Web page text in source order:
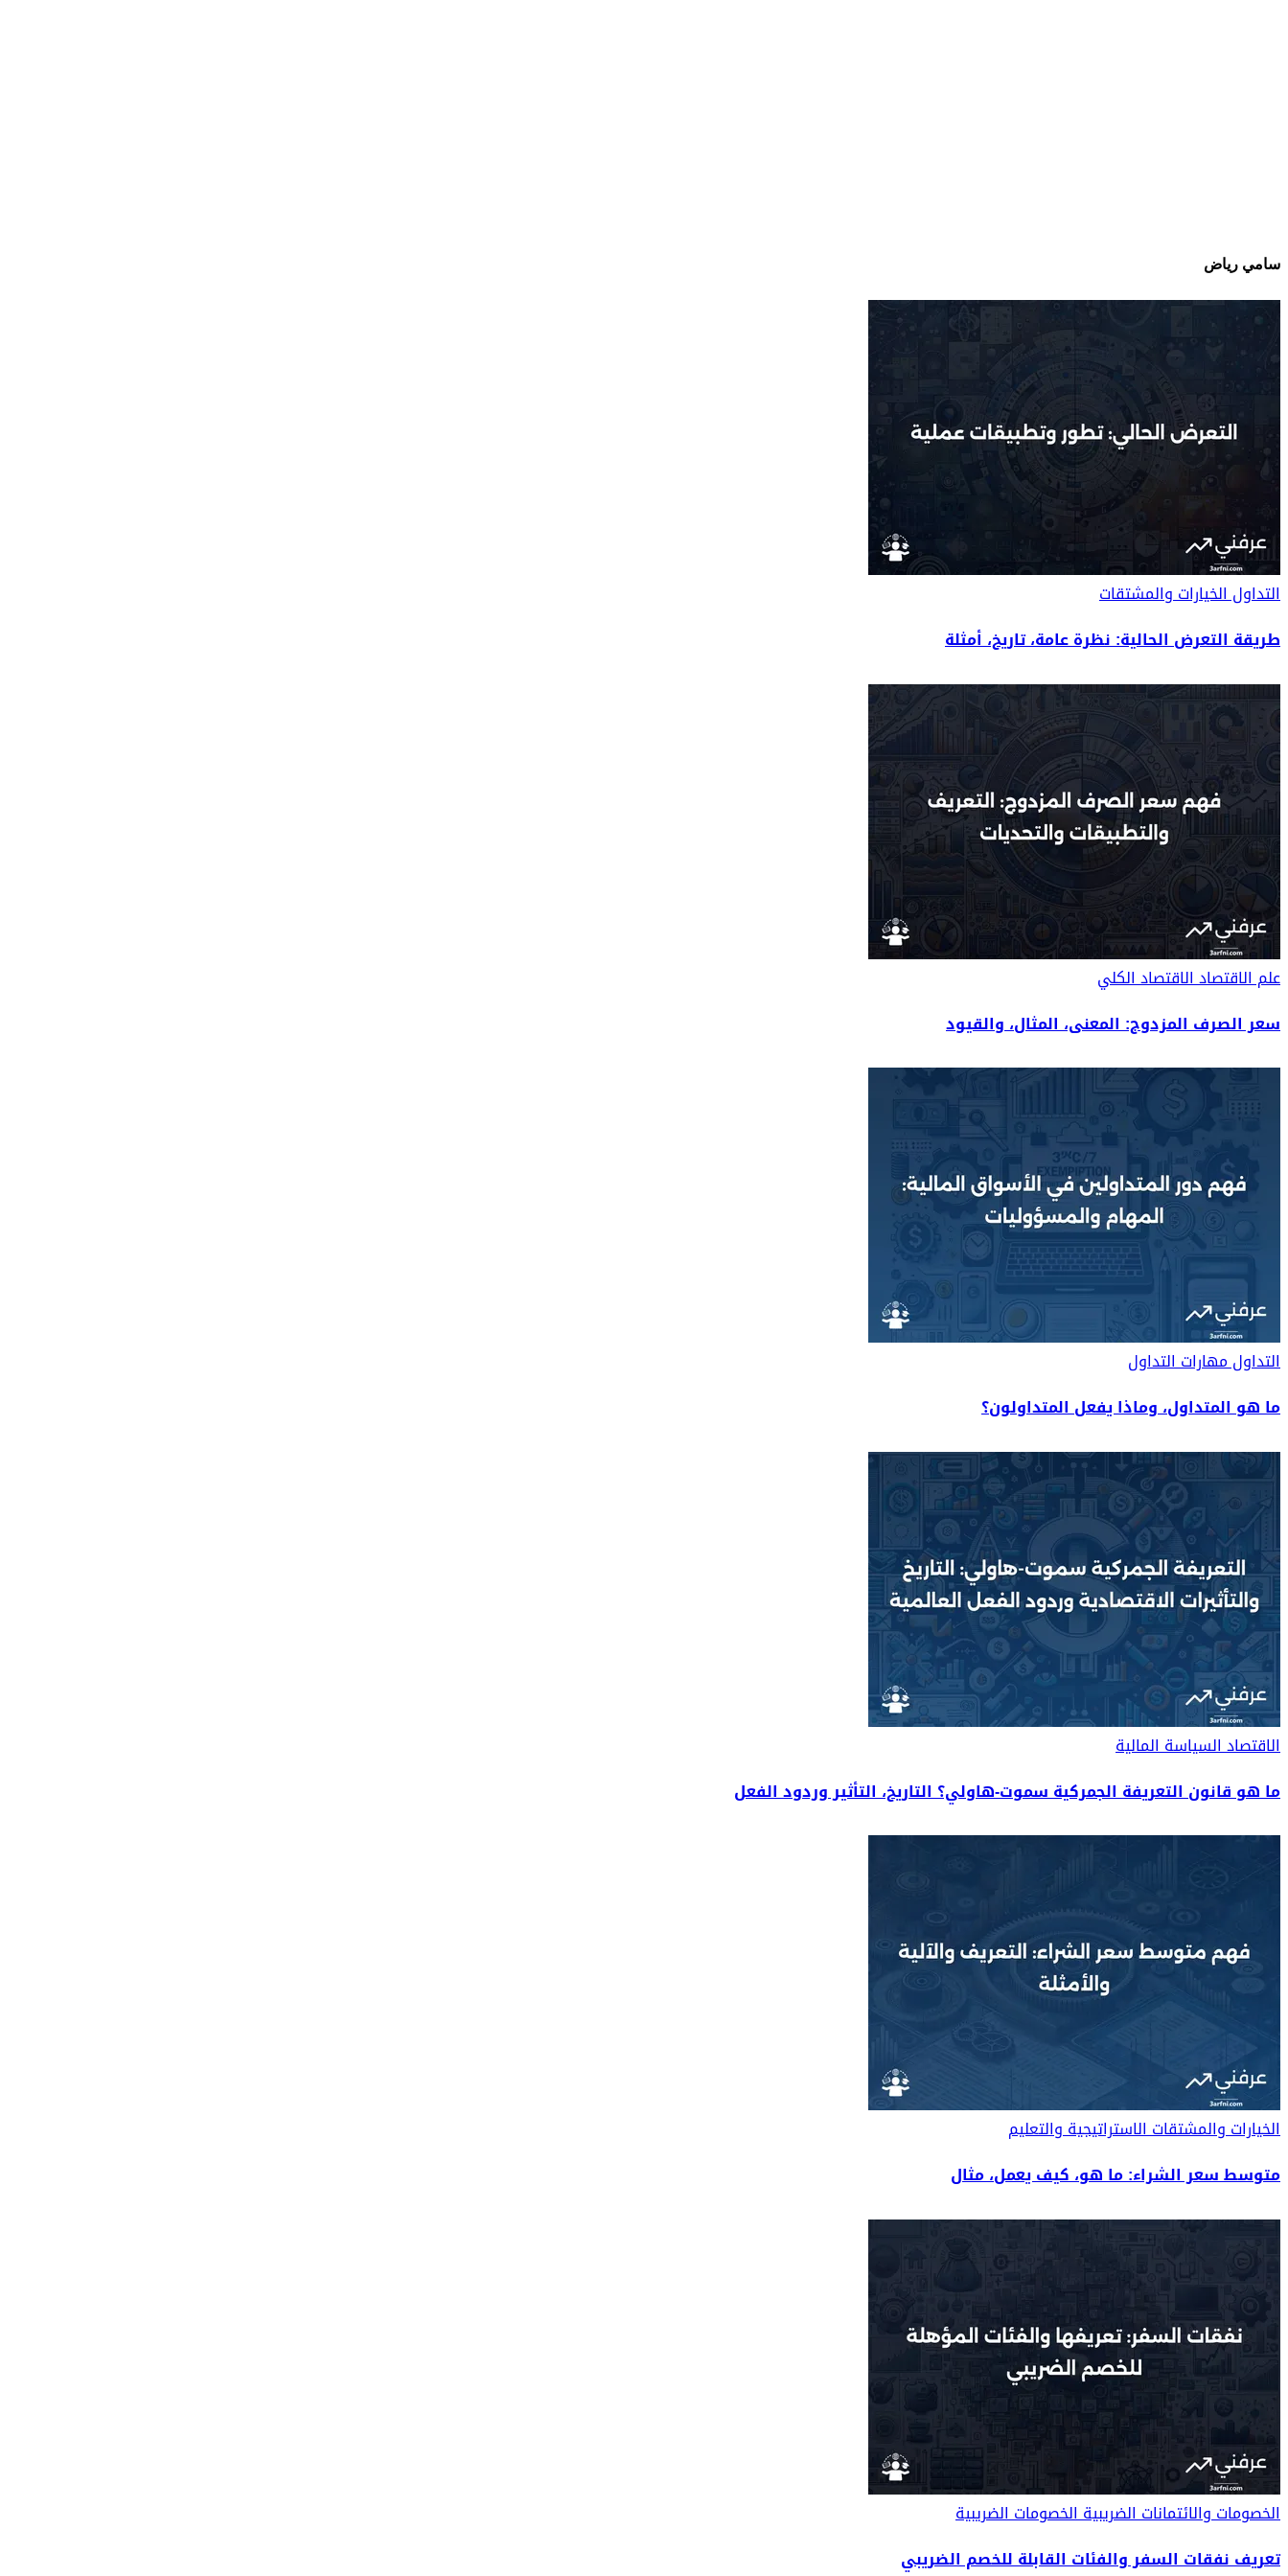
سامي رياض
التداولالخيارات والمشتقات
طريقة التعرض الحالية: نظرة عامة، تاريخ، أمثلة
علم الاقتصادالاقتصاد الكلي
سعر الصرف المزدوج: المعنى، المثال، والقيود
التداولمهارات التداول
ما هو المتداول، وماذا يفعل المتداولون؟
الاقتصادالسياسة المالية
ما هو قانون التعريفة الجمركية سموت-هاولي؟ التاريخ، التأثير وردود الفعل
الخيارات والمشتقاتالاستراتيجية والتعليم
متوسط سعر الشراء: ما هو، كيف يعمل، مثال
الخصومات والائتمانات الضريبيةالخصومات الضريبية
تعريف نفقات السفر والفئات القابلة للخصم الضريبي